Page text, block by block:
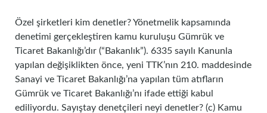
Özel şirketleri kim denetler? Yönetmelik kapsamında
denetimi gerçekleştiren kamu kuruluşu Gümrük ve
Ticaret Bakanlığı’dır (“Bakanlık”). 6335 sayılı Kanunla
yapılan değişiklikten önce, yeni TTK’nın 210. maddesinde
Sanayi ve Ticaret Bakanlığı’na yapılan tüm atıfların
Gümrük ve Ticaret Bakanlığı’nı ifade ettiği kabul
ediliyordu. Sayıştay denetçileri neyi denetler? (c) Kamu